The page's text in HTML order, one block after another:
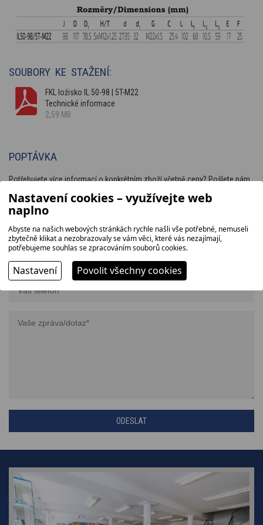
SOUBORY KE STAŽENÍ:
FKL ložisko IL 50-98 | 5T-M22
Technické informace
2,59 MB
POPTÁVKA
Potřebujete více informací o konkrétním zboží včetně ceny? Pošlete nám
Nastavení cookies – využívejte web
naplno
Abyste na našich webových stránkách rychle našli vše potřebné, nemuseli
zbytečně klikat a nezobrazovaly se vám věci, které vás nezajímají,
potřebujeme souhlas se zpracováním souborů cookies.
Nastavení Povolit všechny cookies